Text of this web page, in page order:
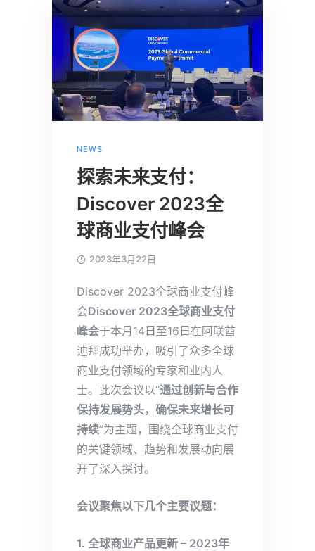
NEWS
探索未来支付：
Discover 2023全
球商业支付峰会
2023年3月22日
Discover 2023全球商业支付峰
会Discover 2023全球商业支付
峰会于本月14日至16日在阿联酋
迪拜成功举办，吸引了众多全球
商业支付领域的专家和业内人
士。此次会议以“通过创新与合作
保持发展势头，确保未来增长可
持续”为主题，围绕全球商业支付
的关键领域、趋势和发展动向展
开了深入探讨。
会议聚焦以下几个主要议题：
1. 全球商业产品更新 – 2023年